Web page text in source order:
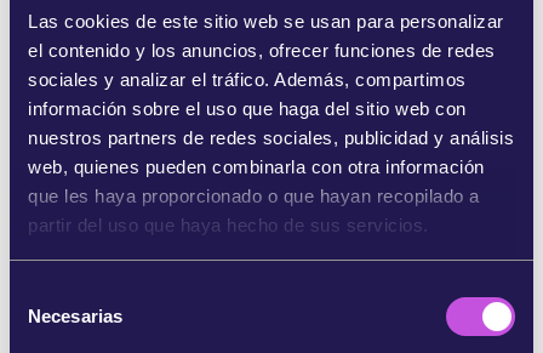
Las cookies de este sitio web se usan para personalizar
el contenido y los anuncios, ofrecer funciones de redes
sociales y analizar el tráfico. Además, compartimos
información sobre el uso que haga del sitio web con
nuestros partners de redes sociales, publicidad y análisis
web, quienes pueden combinarla con otra información
que les haya proporcionado o que hayan recopilado a
partir del uso que haya hecho de sus servicios.
Necesarias
carne de cualquier ave marina, especialmente de
frailecillos. Dejemos claro que formar parte de un
comercio que pone en peligro a una especie,
sobre todo a una tan emblemática como esta, no
tiene sentido.
Protejámosa los frailecillos, protejamos
nuestros mares
[1]
https://www.iucnredlist.org/species/22694927/132581